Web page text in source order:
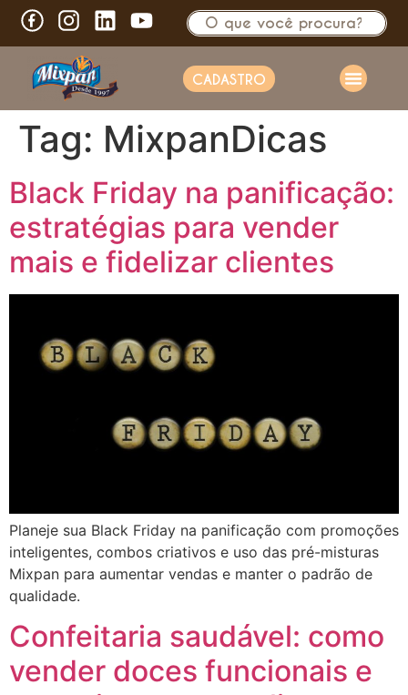
CADASTRO
Tag: MixpanDicas
Black Friday na panificação:
estratégias para vender
mais e fidelizar clientes
Planeje sua Black Friday na panificação com promoções
inteligentes, combos criativos e uso das pré-misturas
Mixpan para aumentar vendas e manter o padrão de
qualidade.
Confeitaria saudável: como
vender doces funcionais e